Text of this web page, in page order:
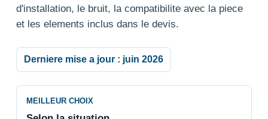
d'installation, le bruit, la compatibilite avec la piece
et les elements inclus dans le devis.
Derniere mise a jour : juin 2026
MEILLEUR CHOIX